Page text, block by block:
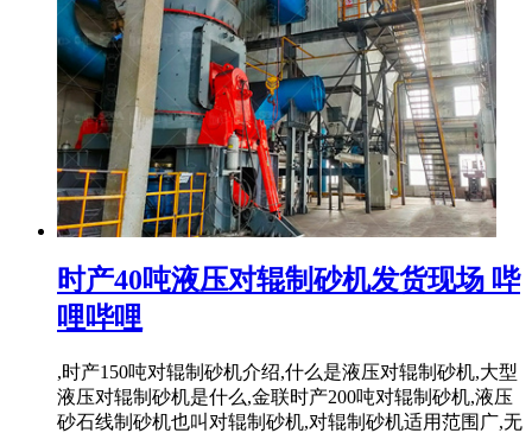
时产40吨液压对辊制砂机发货现场 哔
哩哔哩
,时产150吨对辊制砂机介绍,什么是液压对辊制砂机,大型
液压对辊制砂机是什么,金联时产200吨对辊制砂机,液压
砂石线制砂机也叫对辊制砂机,对辊制砂机适用范围广,无